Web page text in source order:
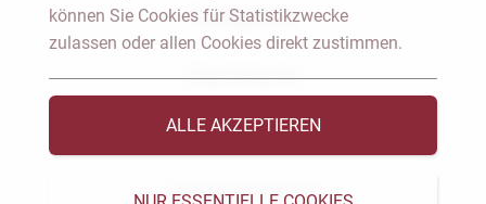
Fachgebiete
Das Notariat
Vorträge & Veröffentlichungen
Videos & Podcast
können Sie Cookies für Statistikzwecke
zulassen oder allen Cookies direkt zustimmen.
ALLE AKZEPTIEREN